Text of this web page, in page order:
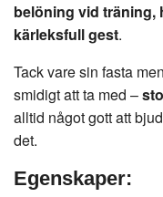
belöning vid träning,
kärleksfull gest.
Tack vare sin fasta
smidigt att ta med –
alltid något gott att
det.
Egenskaper: